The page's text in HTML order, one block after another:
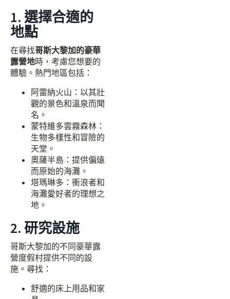
1. 選擇合適的
地點
在尋找哥斯大黎加的豪華
露營地時，考慮您想要的
體驗。熱門地區包括：
阿雷納火山：以其壯
觀的景色和溫泉而聞
名。
蒙特維多雲霧森林：
生物多樣性和冒險的
天堂。
奧薩半島：提供偏遠
而原始的海灘。
塔瑪琳多：衝浪者和
海灘愛好者的理想之
地。
2. 研究設施
哥斯大黎加的不同豪華露
營度假村提供不同的設
施。尋找：
舒適的床上用品和家